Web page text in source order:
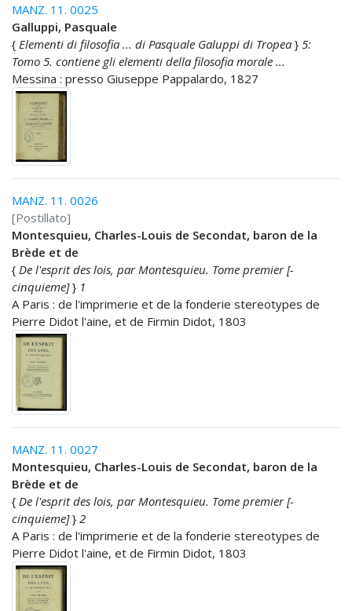
MANZ. 11. 0025
Galluppi, Pasquale
{ Elementi di filosofia ... di Pasquale Galuppi di Tropea } 5:
Tomo 5. contiene gli elementi della filosofia morale ...
Messina : presso Giuseppe Pappalardo, 1827
MANZ. 11. 0026
[Postillato]
Montesquieu, Charles-Louis de Secondat, baron de la
Brède et de
{ De l'esprit des lois, par Montesquieu. Tome premier [-
cinquieme]} 1
A Paris : de l'imprimerie et de la fonderie stereotypes de
Pierre Didot l'aine, et de Firmin Didot, 1803
MANZ. 11. 0027
Montesquieu, Charles-Louis de Secondat, baron de la
Brède et de
{ De l'esprit des lois, par Montesquieu. Tome premier [-
cinquieme]} 2
A Paris : de l'imprimerie et de la fonderie stereotypes de
Pierre Didot l'aine, et de Firmin Didot, 1803